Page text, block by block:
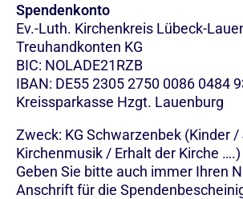
Spendenkonto
Ev.-Luth. Kirchenkreis Lübeck-
Treuhandkonten KG
BIC: NOLADE21RZB
IBAN: DE55 2305 2750 0086 0484
Kreissparkasse Hzgt. Lauenburg
Zweck: KG Schwarzenbek (Kinder
Kirchenmusik / Erhalt der Kirche ….)
Geben Sie bitte auch immer Ihren
Anschrift für die